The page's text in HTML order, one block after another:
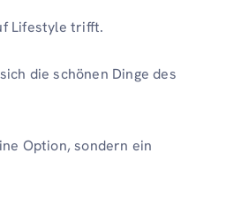
Lifestyle trifft.
die schönen Dinge des
Option, sondern ein